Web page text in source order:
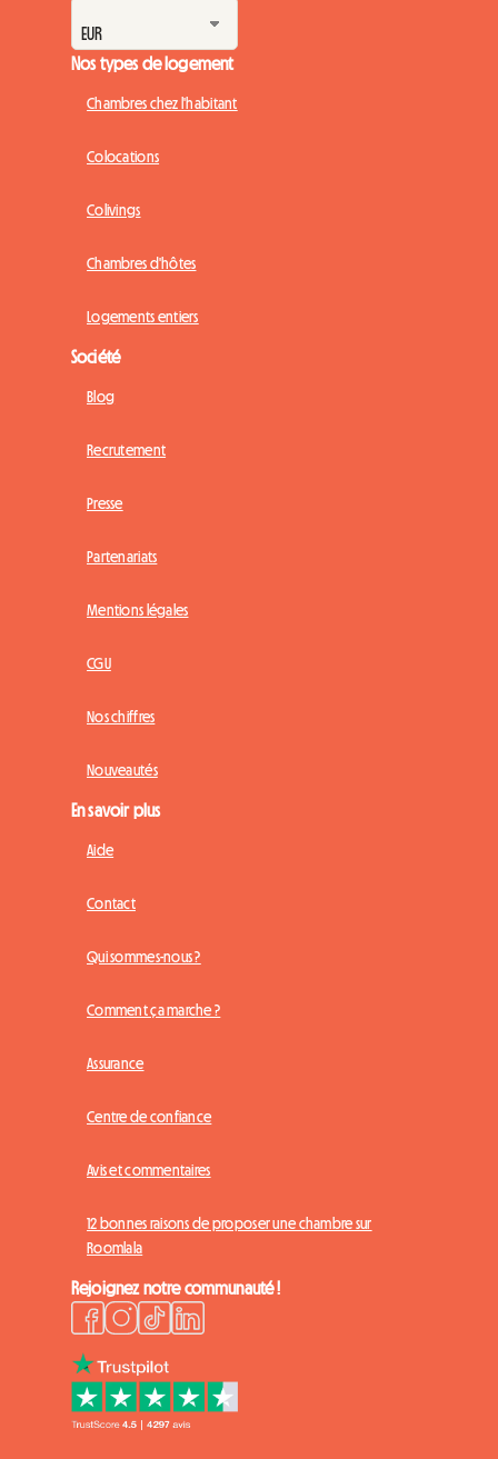
Nos types de logement
Chambres chez l'habitant
Colocations
Colivings
Chambres d'hôtes
Logements entiers
Société
Blog
Recrutement
Presse
Partenariats
Mentions légales
CGU
Nos chiffres
Nouveautés
En savoir plus
Aide
Contact
Qui sommes-nous ?
Comment ça marche ?
Assurance
Centre de confiance
Avis et commentaires
12 bonnes raisons de proposer une chambre sur
Roomlala
Rejoignez notre communauté !